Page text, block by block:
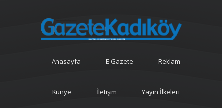
Anasayfa E-Gazete Reklam
Künye İletişim Yayın İlkeleri